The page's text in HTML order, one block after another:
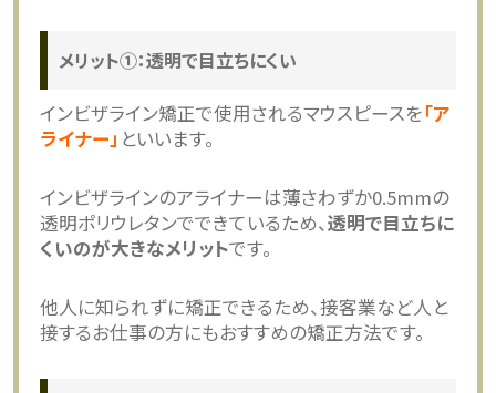
メリット①：透明で目立ちにくい
インビザライン矯正で使用されるマウスピースを「ア
ライナー」 といいます。
インビザラインのアライナーは薄さわずか0.5mmの
透明ポリウレタンでできているため、透明で目立ちに
くいのが大きなメリットです。
他人に知られずに矯正できるため、接客業など人と
接するお仕事の方にもおすすめの矯正方法です。